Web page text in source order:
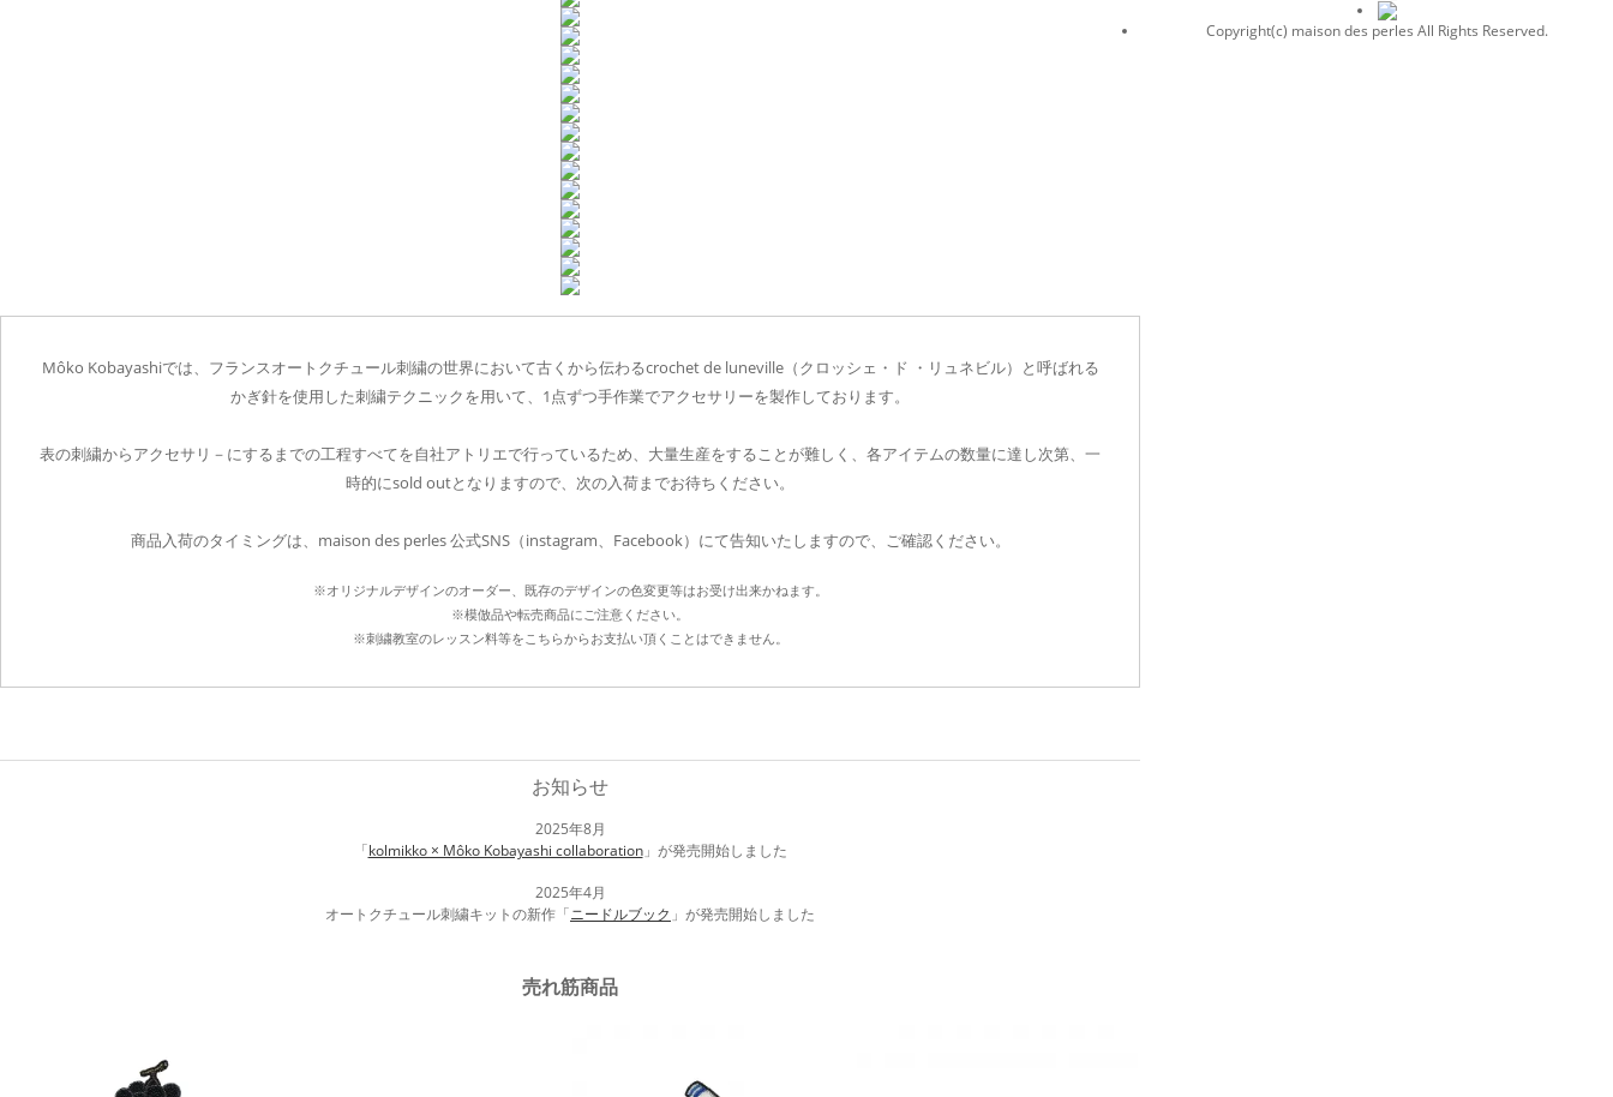
Môko Kobayashiでは、フランスオートクチュール刺繍の世界において古くから伝わるcrochet de luneville（クロッシェ・ド ・リュネビル）と呼ばれる
かぎ針を使用した刺繍テクニックを用いて、1点ずつ手作業でアクセサリーを製作しております。
表の刺繍からアクセサリ－にするまでの工程すべてを自社アトリエで行っているため、大量生産をすることが難しく、各アイテムの数量に達し次第、一
時的にsold outとなりますので、次の入荷までお待ちください。
商品入荷のタイミングは、maison des perles 公式SNS（instagram、Facebook）にて告知いたしますので、ご確認ください。
※オリジナルデザインのオーダー、既存のデザインの色変更等はお受け出来かねます。
※模倣品や転売商品にご注意ください。
※刺繍教室のレッスン料等をこちらからお支払い頂くことはできません。
お知らせ
2025年8月
「kolmikko × Môko Kobayashi collaboration」が発売開始しました
2025年4月
オートクチュール刺繍キットの新作「ニードルブック 」が発売開始しました
売れ筋商品
Copyright(c) maison des perles All Rights Reserved.